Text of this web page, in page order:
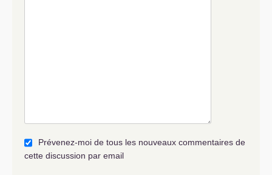
Prévenez-moi de tous les nouveaux commentaires de
cette discussion par email